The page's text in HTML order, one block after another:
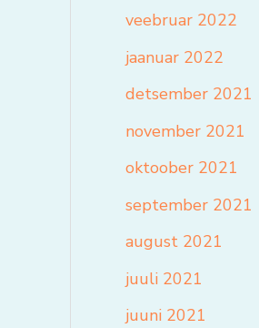
veebruar 2022
jaanuar 2022
detsember 2021
november 2021
oktoober 2021
september 2021
august 2021
juuli 2021
juuni 2021